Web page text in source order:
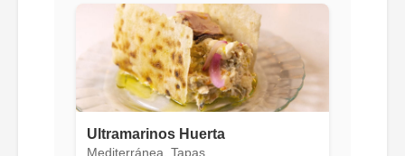
Ultramarinos Huerta
Mediterránea, Tapas